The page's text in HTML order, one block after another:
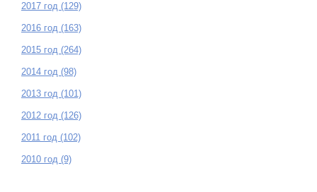
2017 год (129)
2016 год (163)
2015 год (264)
2014 год (98)
2013 год (101)
2012 год (126)
2011 год (102)
2010 год (9)